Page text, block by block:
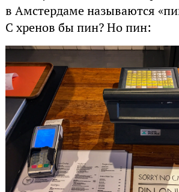
в Амстердаме называются
С хренов бы пин? Но пин: